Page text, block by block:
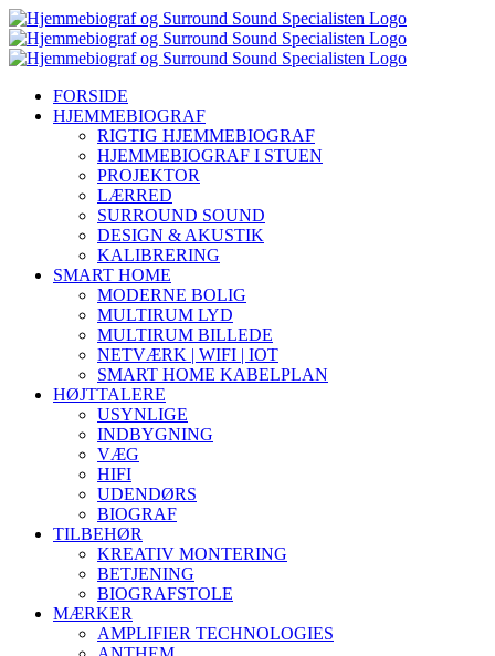
Skip
to
content
YouTube
Instagram
Facebook
LinkedIn
FORSIDE
HJEMMEBIOGRAF
RIGTIG HJEMMEBIOGRAF
HJEMMEBIOGRAF I STUEN
PROJEKTOR
LÆRRED
SURROUND SOUND
DESIGN & AKUSTIK
KALIBRERING
SMART HOME
MODERNE BOLIG
MULTIRUM LYD
MULTIRUM BILLEDE
NETVÆRK | WIFI | IOT
SMART HOME KABELPLAN
HØJTTALERE
USYNLIGE
INDBYGNING
VÆG
HIFI
UDENDØRS
BIOGRAF
TILBEHØR
KREATIV MONTERING
BETJENING
BIOGRAFSTOLE
MÆRKER
AMPLIFIER TECHNOLOGIES